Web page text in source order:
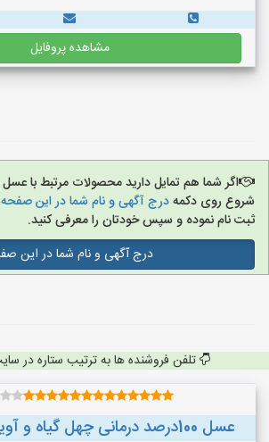
مشاهده پروفایل
اگر شما هم تمایل دارید محصولات مرتبط با عسل
شروع روی دکمهدرج آگهی و نام شما در این صفحه
ثبت نام نموده و سپس خودتان را معرفی کنید.
درج آگهی و نام شما در این
تلفن فروشنده ها به ترتیب ستاره در
عسل 100درصد درمانی چهل گیاه و آویشن به ضمانت